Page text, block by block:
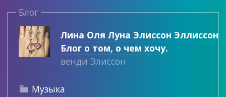
Блог
Лина Оля Луна Элиссон Эллиссон
Блог о том, о чем хочу.
венди Элиссон
 Музыка